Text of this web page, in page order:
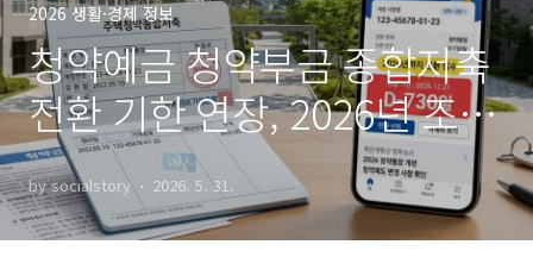
2026 생활·경제 정보
청약예금 청약부금 종합저축
전환 기한 연장, 2026년 조건
지금 바로 확인
by socialstory 2026. 5. 31.